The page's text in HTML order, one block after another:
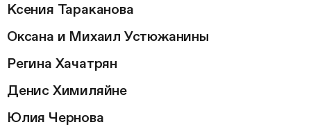
Ксения Тараканова
Оксана и Михаил Устюжанины
Регина Хачатрян
Денис Химиляйне
Юлия Чернова